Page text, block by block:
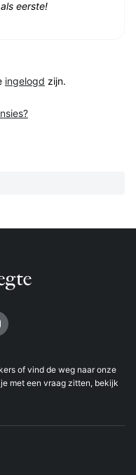
eerste!
ingelogd zijn.
of vind de weg naar onze
met een vraag zitten, bekijk